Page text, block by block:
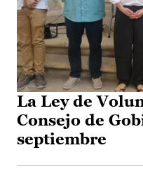
La Ley de
Consejo de
septiembre